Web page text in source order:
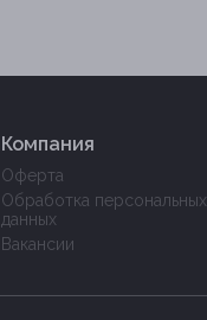
Компания
Оферта
Обработка персональных
данных
Вакансии